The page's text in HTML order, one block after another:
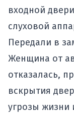
входной
слуховой
Передали в
Женщина от
отказалась,
вскрытия
угрозы жизни